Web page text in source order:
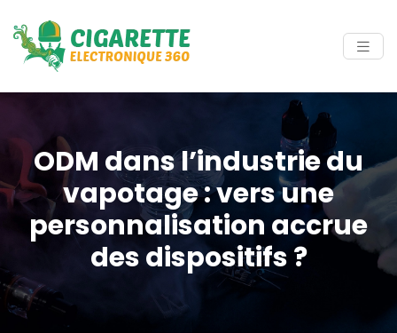
ODM dans l’industrie du
vapotage : vers une
personnalisation accrue
des dispositifs ?